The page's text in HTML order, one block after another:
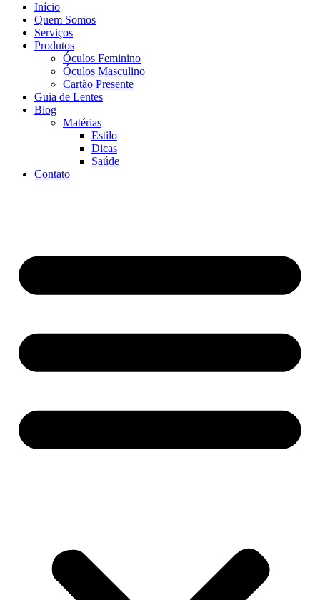
Início
Quem Somos
Serviços
Produtos
Óculos Feminino
Óculos Masculino
Cartão Presente
Guia de Lentes
Blog
Matérias
Estilo
Dicas
Saúde
Contato